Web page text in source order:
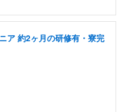
ア 約2ヶ月の研修有・寮完